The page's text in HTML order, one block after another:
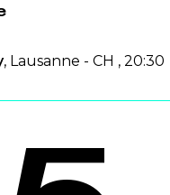
, Lausanne - CH , 20:30